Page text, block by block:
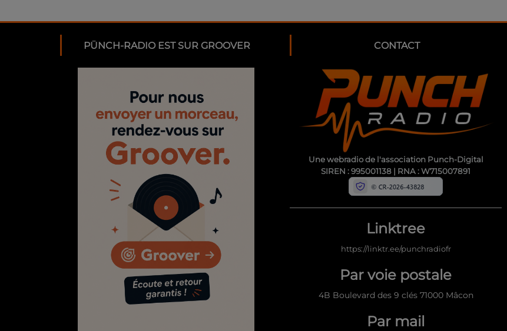
PÜNCH-RADIO EST SUR GROOVER CONTACT
Une webradio de l'association Punch-Digital
SIREN : 995001138 | RNA : W715007891
Linktree
https://linktr.ee/punchradiofr
Par voie postale
4B Boulevard des 9 clés 71000 Mâcon
Par mail